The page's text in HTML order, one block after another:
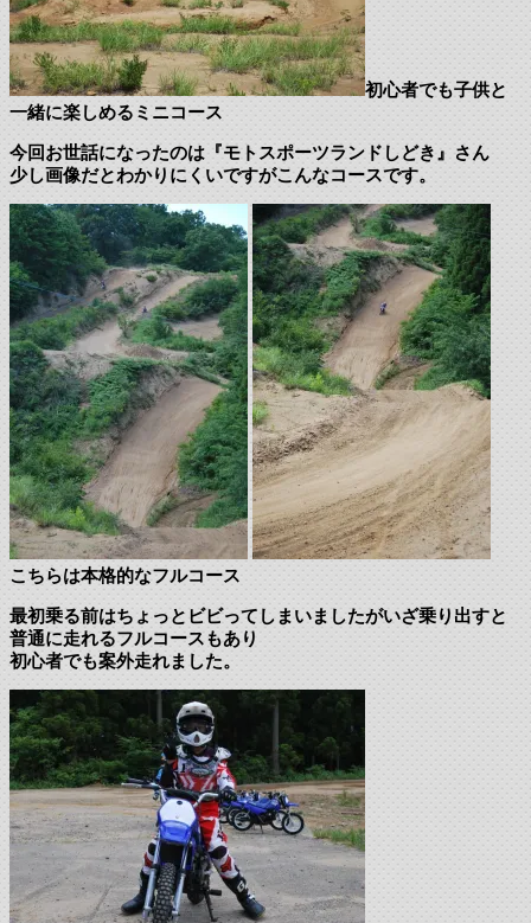
初心者でも子供と
一緒に楽しめるミニコース
今回お世話になったのは『モトスポーツランドしどき』さん
少し画像だとわかりにくいですがこんなコースです。
こちらは本格的なフルコース
最初乗る前はちょっとビビってしまいましたがいざ乗り出すと
普通に走れるフルコースもあり
初心者でも案外走れました。